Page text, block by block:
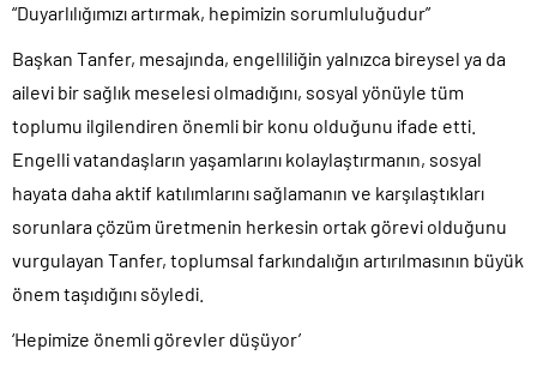
“Duyarlılığımızı artırmak, hepimizin sorumluluğudur”
Başkan Tanfer, mesajında, engelliliğin yalnızca bireysel ya da
ailevi bir sağlık meselesi olmadığını, sosyal yönüyle tüm
toplumu ilgilendiren önemli bir konu olduğunu ifade etti.
Engelli vatandaşların yaşamlarını kolaylaştırmanın, sosyal
hayata daha aktif katılımlarını sağlamanın ve karşılaştıkları
sorunlara çözüm üretmenin herkesin ortak görevi olduğunu
vurgulayan Tanfer, toplumsal farkındalığın artırılmasının büyük
önem taşıdığını söyledi.
‘Hepimize önemli görevler düşüyor’